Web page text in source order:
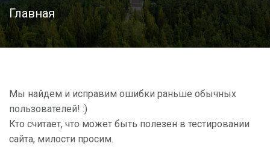
Главная
Мы найдем и исправим ошибки раньше обычных
пользователей! :)
Кто считает, что может быть полезен в тестировании
сайта, милости просим.